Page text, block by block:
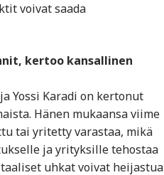
voivat saada
kertoo kansallinen
Yossi Karadi on kertonut
Hänen mukaansa viime
tai yritetty varastaa, mikä
ja yrityksille tehostaa
uhkat voivat heijastua